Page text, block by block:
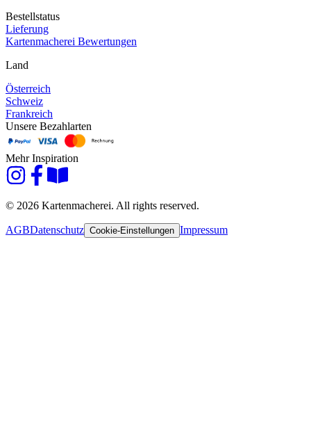
Bestellstatus
Lieferung
Kartenmacherei Bewertungen
Land
Österreich
Schweiz
Frankreich
Unsere Bezahlarten
Mehr Inspiration
© 2026 Kartenmacherei. All rights reserved.
AGBDatenschutz Cookie-Einstellungen Impressum